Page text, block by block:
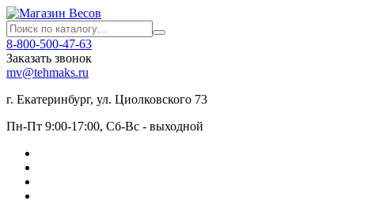
8-800-500-47-63
Заказать звонок
mv@tehmaks.ru
г. Екатеринбург, ул. Циолковского 73
Пн-Пт 9:00-17:00, Сб-Вс - выходной